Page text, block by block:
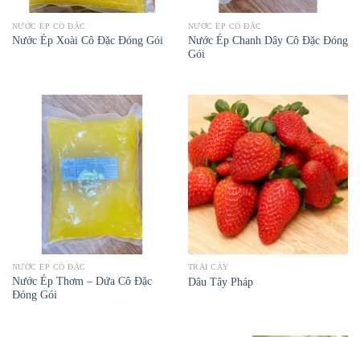
NƯỚC ÉP CÔ ĐẶC
Nước Ép Xoài Cô Đặc Đóng Gói
NƯỚC ÉP CÔ ĐẶC
Nước Ép Chanh Dây Cô Đặc Đóng
Gói
NƯỚC ÉP CÔ ĐẶC
Nước Ép Thơm – Dứa Cô Đặc
Đóng Gói
TRÁI CÂY
Dâu Tây Pháp